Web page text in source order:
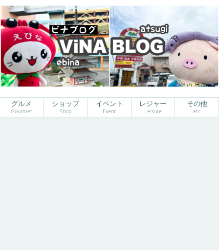
グルメ
Gourmet
ショップ
Shop
イベント
Event
レジャー
Leisure
その他
etc